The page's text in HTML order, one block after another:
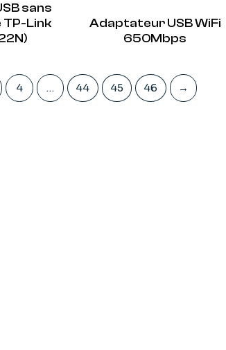
sans
TP-Link
Adaptateur USB WiFi
650Mbps
4 … 44 45 46 →